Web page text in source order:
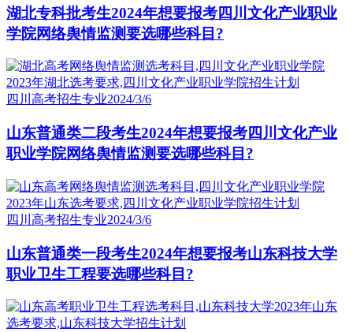
湖北专科批考生2024年想要报考四川文化产业职业
学院网络舆情监测要选哪些科目?
四川高考招生专业2024/3/6
山东普通类二段考生2024年想要报考四川文化产业
职业学院网络舆情监测要选哪些科目?
四川高考招生专业2024/3/6
山东普通类一段考生2024年想要报考山东科技大学
职业卫生工程要选哪些科目?